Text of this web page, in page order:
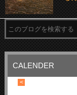
CALENDER
<